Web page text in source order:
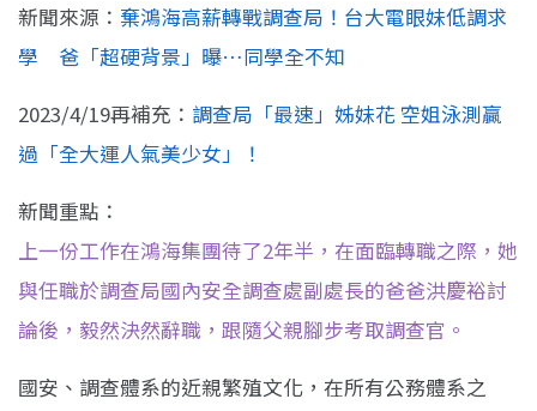
新聞來源： 棄鴻海高薪轉戰調查局！台大電眼妹低調求
學 爸「超硬背景」曝…同學全不知
2023/4/19再補充： 調查局「最速」姊妹花 空姐泳測贏
過「全大運人氣美少女」！
新聞重點：
上一份工作在鴻海集團待了2年半，在面臨轉職之際，她
與任職於調查局國內安全調查處副處長的爸爸洪慶裕討
論後，毅然決然辭職，跟隨父親腳步考取調查官。
國安、調查體系的近親繁殖文化，在所有公務體系之